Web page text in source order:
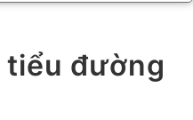
tiểu đường